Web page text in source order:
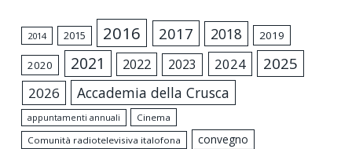
2014 2015 2016 2017 2018 2019
2020 2021 2022 2023 2024 2025
2026 Accademia della Crusca
appuntamenti annuali
Cinema
Comunità radiotelevisiva italofona
convegno